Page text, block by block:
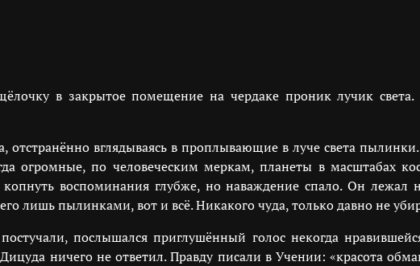
в закрытое помещение на чердаке проник лучик
отстранённо вглядываясь в проплывающие в луче света
огромные, по человеческим меркам, планеты в масштабах
копнуть воспоминания глубже, но наваждение спало. Он
лишь пылинками, вот и всё. Никакого чуда, только давно не
послышался приглушённый голос некогда
ничего не ответил. Правду писали в Учении: «красота